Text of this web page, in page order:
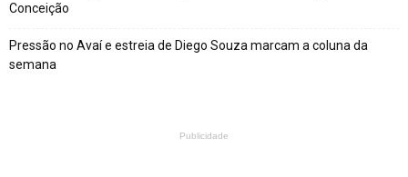
Conceição
Pressão no Avaí e estreia de Diego Souza marcam a coluna da
semana
Publicidade